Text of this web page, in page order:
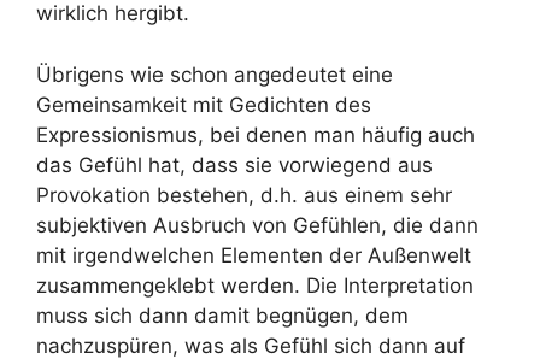
wirklich hergibt.
Übrigens wie schon angedeutet eine
Gemeinsamkeit mit Gedichten des
Expressionismus, bei denen man häufig auch
das Gefühl hat, dass sie vorwiegend aus
Provokation bestehen, d.h. aus einem sehr
subjektiven Ausbruch von Gefühlen, die dann
mit irgendwelchen Elementen der Außenwelt
zusammengeklebt werden. Die Interpretation
muss sich dann damit begnügen, dem
nachzuspüren, was als Gefühl sich dann auf